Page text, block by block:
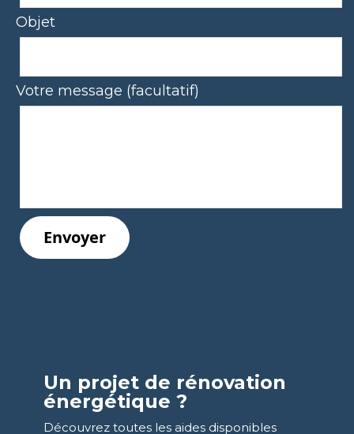
Objet
Votre message (facultatif)
Un projet de rénovation
énergétique ?
Découvrez toutes les aides disponibles